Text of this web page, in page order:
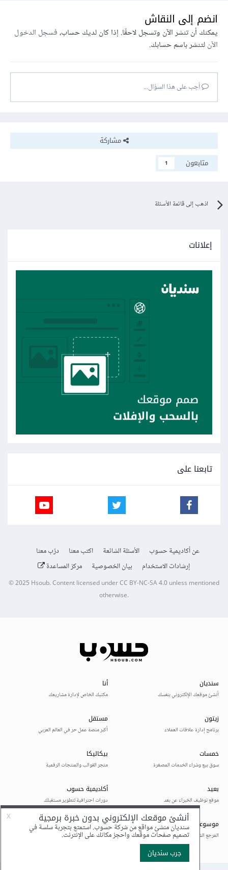
انضم إلى النقاش
يمكنك أن تنشر الآن وتسجل لاحقًا. إذا كان لديك حساب،فسجل الدخول
الآنلتنشر باسم حسابك.
أجب على هذا السؤال...
مشاركة
متابعون
1
اذهب إلى قائمة الأسئلة
إعلانات
تابعنا على
عن أكاديمية حسوب الأسئلة الشائعة اكتب معنا
درّب معنا
إرشادات الاستخدام
بيان الخصوصية مركز المساعدة
© 2025Hsoub.Content licensed underCC BY-NC-SA 4.0unless mentioned
otherwise.